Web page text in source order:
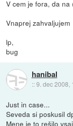
V cem je fora, da
Vnaprej zahvaljujem
lp,
bug
hanibal
::9. dec 2008,
Just in case...
Seveda si poskusil
Mene je to rešilo